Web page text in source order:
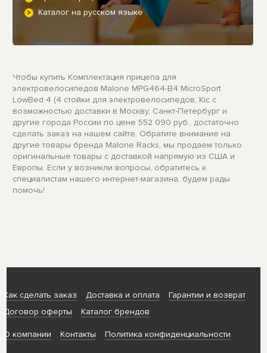
Каталог на русском языке
Чтобы купить Комплектация прицепа для
электровелосипедов Malone MPG464-B4 MicroSport
LowBed 4 (4 стойки для электровелосипедов, Kic с
возможностью доставки в Москву, Санкт-Петербург и
другие города России по цене 552 090 руб., достаточно
сделать заказ на нашем сайте. Обратите внимание на
другие товары бренда Malone Racks, мы продаем только
оригинальные товары с доставкой напрямую из США и
Европы. Если у возникли вопросы, обратитесь к
специалистам нашего интернет-магазина, будем рады
помочь!
Как сделать заказ Доставка и оплата
Гарантии и возврат
Договор оферты
Каталог брендов
О компании Контакты Политика конфиденциальности